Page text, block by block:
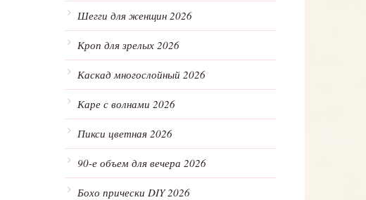
Шегги для женщин 2026
Кроп для зрелых 2026
Каскад многослойный 2026
Каре с волнами 2026
Пикси цветная 2026
90-е объем для вечера 2026
Бохо прически DIY 2026